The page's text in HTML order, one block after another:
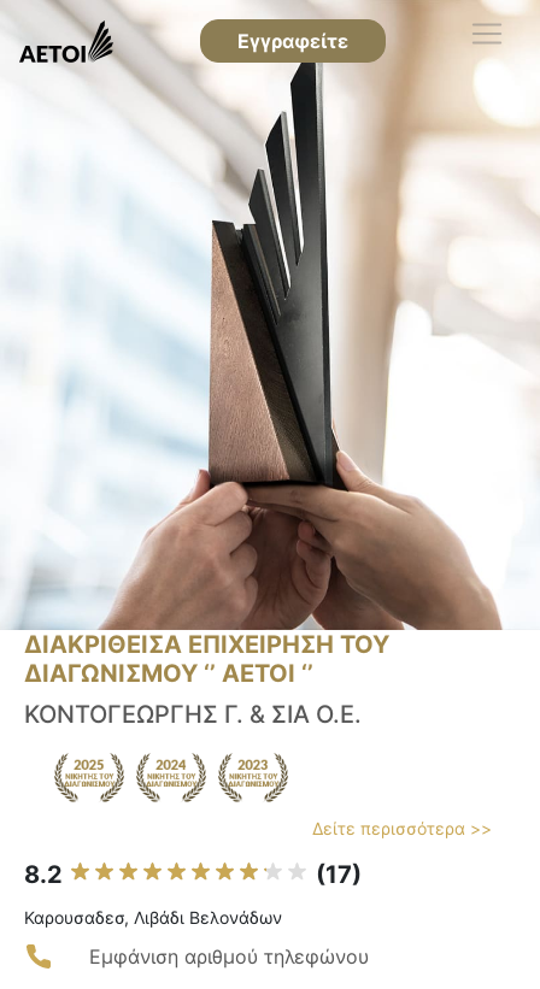
Εγγραφείτε
ΔΙΑΚΡΙΘΕΙΣΑ ΕΠΙΧΕΙΡΗΣΗ ΤΟΥ
ΔΙΑΓΩΝΙΣΜΟΥ ‘’ ΑΕΤΟΙ ‘’
ΚΟΝΤΟΓΕΩΡΓΗΣ Γ. & ΣΙΑ Ο.Ε.
Δείτε περισσότερα >>
8.2 (17)
Καρουσαδεσ, Λιβάδι Βελονάδων
Εμφάνιση αριθμού τηλεφώνου